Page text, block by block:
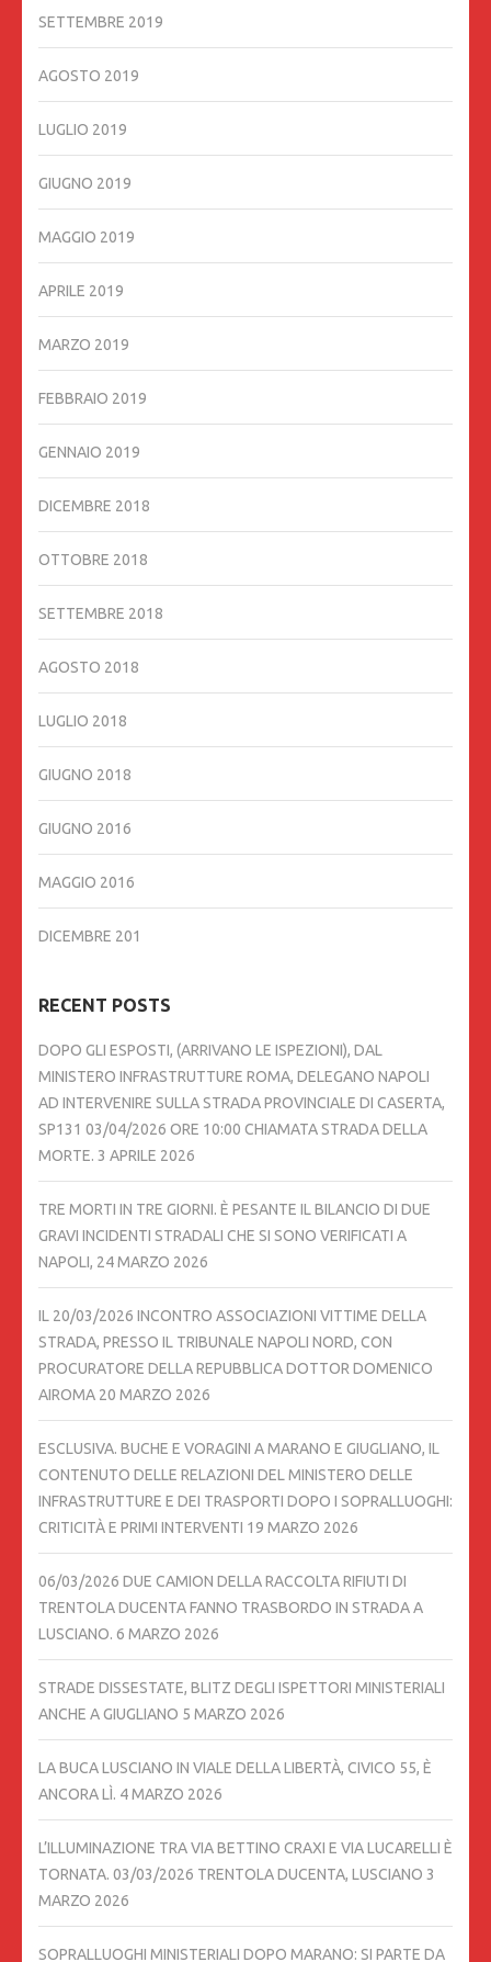
SETTEMBRE 2019
AGOSTO 2019
LUGLIO 2019
GIUGNO 2019
MAGGIO 2019
APRILE 2019
MARZO 2019
FEBBRAIO 2019
GENNAIO 2019
DICEMBRE 2018
OTTOBRE 2018
SETTEMBRE 2018
AGOSTO 2018
LUGLIO 2018
GIUGNO 2018
GIUGNO 2016
MAGGIO 2016
DICEMBRE 201
RECENT POSTS
DOPO GLI ESPOSTI, (ARRIVANO LE ISPEZIONI), DAL
MINISTERO INFRASTRUTTURE ROMA, DELEGANO NAPOLI
AD INTERVENIRE SULLA STRADA PROVINCIALE DI CASERTA,
SP131 03/04/2026 ORE 10:00 CHIAMATA STRADA DELLA
MORTE. 3 APRILE 2026
TRE MORTI IN TRE GIORNI. È PESANTE IL BILANCIO DI DUE
GRAVI INCIDENTI STRADALI CHE SI SONO VERIFICATI A
NAPOLI, 24 MARZO 2026
IL 20/03/2026 INCONTRO ASSOCIAZIONI VITTIME DELLA
STRADA, PRESSO IL TRIBUNALE NAPOLI NORD, CON
PROCURATORE DELLA REPUBBLICA DOTTOR DOMENICO
AIROMA 20 MARZO 2026
ESCLUSIVA. BUCHE E VORAGINI A MARANO E GIUGLIANO, IL
CONTENUTO DELLE RELAZIONI DEL MINISTERO DELLE
INFRASTRUTTURE E DEI TRASPORTI DOPO I SOPRALLUOGHI:
CRITICITÀ E PRIMI INTERVENTI 19 MARZO 2026
06/03/2026 DUE CAMION DELLA RACCOLTA RIFIUTI DI
TRENTOLA DUCENTA FANNO TRASBORDO IN STRADA A
LUSCIANO. 6 MARZO 2026
STRADE DISSESTATE, BLITZ DEGLI ISPETTORI MINISTERIALI
ANCHE A GIUGLIANO 5 MARZO 2026
LA BUCA LUSCIANO IN VIALE DELLA LIBERTÀ, CIVICO 55, È
ANCORA LÌ. 4 MARZO 2026
L’ILLUMINAZIONE TRA VIA BETTINO CRAXI E VIA LUCARELLI È
TORNATA. 03/03/2026 TRENTOLA DUCENTA, LUSCIANO 3
MARZO 2026
SOPRALLUOGHI MINISTERIALI DOPO MARANO: SI PARTE DA